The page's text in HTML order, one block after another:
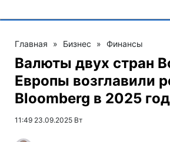
Главная » Бизнес » Финансы
Валюты двух стран
Европы возглавили
Bloomberg в 2025
11:49 23.09.2025 Вт